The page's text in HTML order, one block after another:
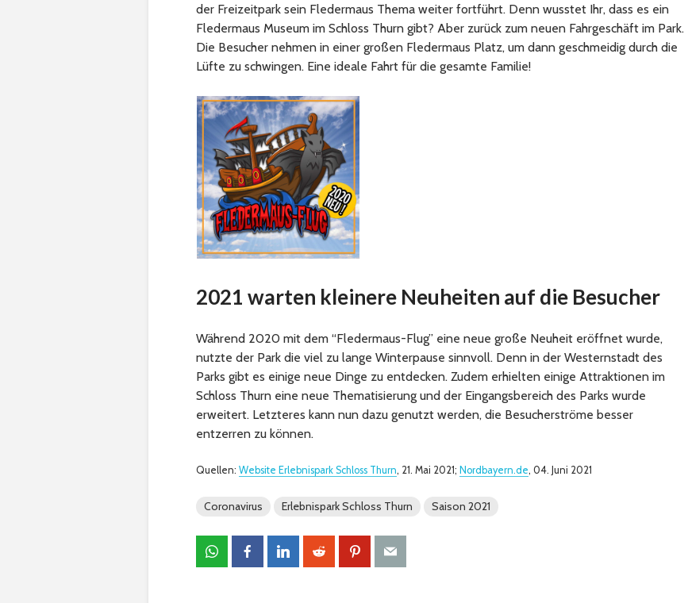
der Freizeitpark sein Fledermaus Thema weiter fortführt. Denn wusstet Ihr, dass es ein
Fledermaus Museum im Schloss Thurn gibt? Aber zurück zum neuen Fahrgeschäft im Park.
Die Besucher nehmen in einer großen Fledermaus Platz, um dann geschmeidig durch die
Lüfte zu schwingen. Eine ideale Fahrt für die gesamte Familie!
2021 warten kleinere Neuheiten auf die Besucher
Während 2020 mit dem “Fledermaus-Flug” eine neue große Neuheit eröffnet wurde,
nutzte der Park die viel zu lange Winterpause sinnvoll. Denn in der Westernstadt des
Parks gibt es einige neue Dinge zu entdecken. Zudem erhielten einige Attraktionen im
Schloss Thurn eine neue Thematisierung und der Eingangsbereich des Parks wurde
erweitert. Letzteres kann nun dazu genutzt werden, die Besucherströme besser
entzerren zu können.
Quellen: Website Erlebnispark Schloss Thurn, 21. Mai 2021; Nordbayern.de, 04. Juni 2021
Coronavirus Erlebnispark Schloss Thurn Saison 2021